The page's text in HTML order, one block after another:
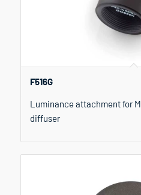
F516G
Luminance attachment for
diffuser